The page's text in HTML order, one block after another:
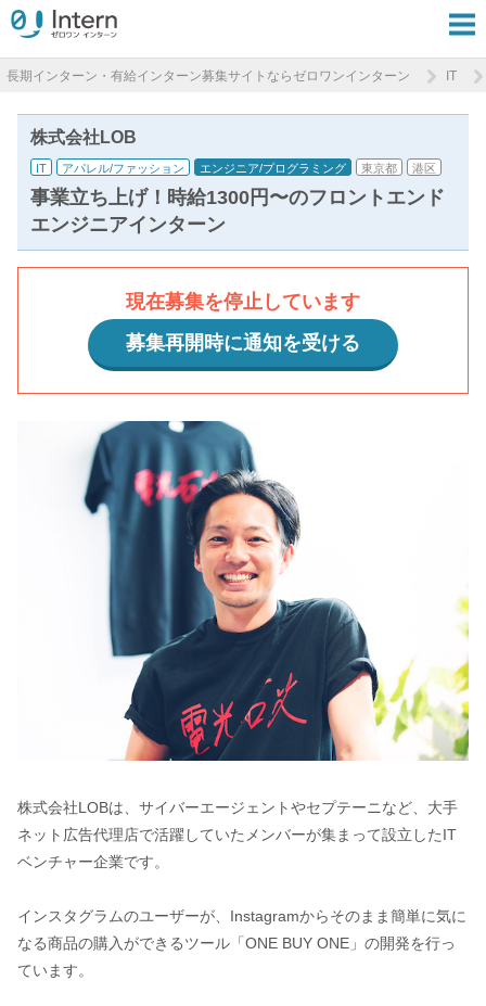
長期インターン・有給インターン募集サイトならゼロワンインターン IT
株式会社LOB
IT アパレル/ファッション エンジニア/プログラミング 東京都 港区
事業立ち上げ！時給1300円〜のフロントエンド
エンジニアインターン
現在募集を停止しています
募集再開時に通知を受ける
株式会社LOBは、サイバーエージェントやセプテーニなど、大手
ネット広告代理店で活躍していたメンバーが集まって設立したIT
ベンチャー企業です。
インスタグラムのユーザーが、Instagramからそのまま簡単に気に
なる商品の購入ができるツール「ONE BUY ONE」の開発を行っ
ています。